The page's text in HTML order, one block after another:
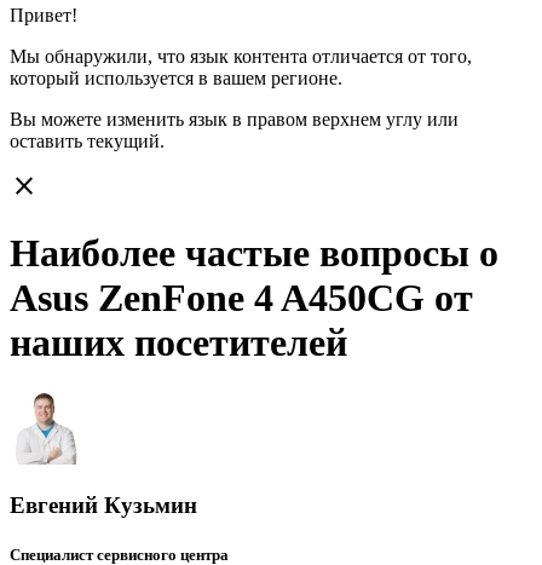
Привет!
Мы обнаружили, что язык контента отличается от того,
который используется в вашем регионе.
Вы можете изменить язык в правом верхнем углу или
оставить текущий.
close
Наиболее частые вопросы о
Asus ZenFone 4 A450CG от
наших посетителей
Евгений Кузьмин
Специалист сервисного центра